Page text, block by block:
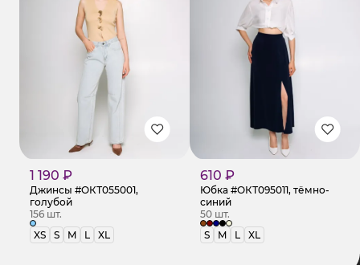
1 190 ₽
Джинсы #ОКТ055001,
голубой
156 шт.
XS
S M L XL
610 ₽
Юбка #ОКТ095011, тёмно-
синий
50 шт.
S
M L XL